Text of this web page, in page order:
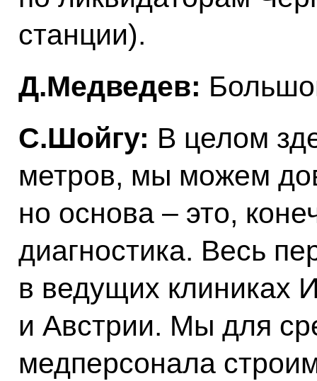
станции).
Д.Медведев:
С.Шойгу: В целом
метров, мы можем
но основа – это,
диагностика. Весь
в ведущих клиниках
и Австрии. Мы для
медперсонала